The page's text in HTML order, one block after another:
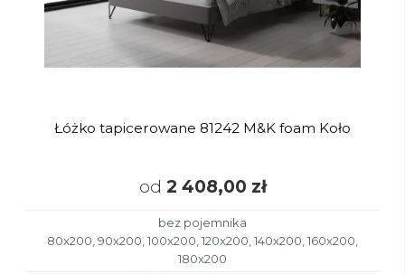
Łóżko tapicerowane 81242 M&K foam Koło
od 2 408,00 zł
bez pojemnika
80x200, 90x200, 100x200, 120x200, 140x200, 160x200,
180x200